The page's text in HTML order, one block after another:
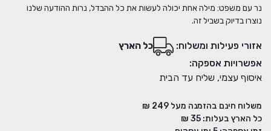
נר עם משפט: מילה אחת יכולה לעשות את כל ההבדל, נרות ההודעה שלנו
נוצרו בדיוק בשביל זה.
אזורי פעילות ומשלוח:
כל הארץ
אפשרויות אספקה:
איסוף עצמי, שליח עד הבית
משלוח חינם בהזמנה מעל 249
₪
כל הארץ בעלות: